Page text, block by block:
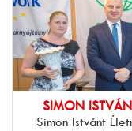
SIMON
Simon Istvánt